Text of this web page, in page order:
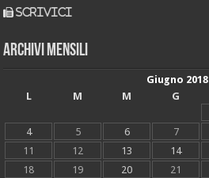
scrivici
Archivi mensili
Giugno 2018
L
M M G
4
5 6 7
11
12 13 14
18
19 20 21